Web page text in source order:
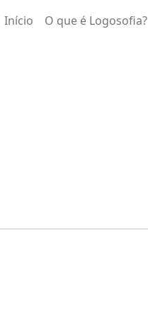
Início O que é Logosofia?